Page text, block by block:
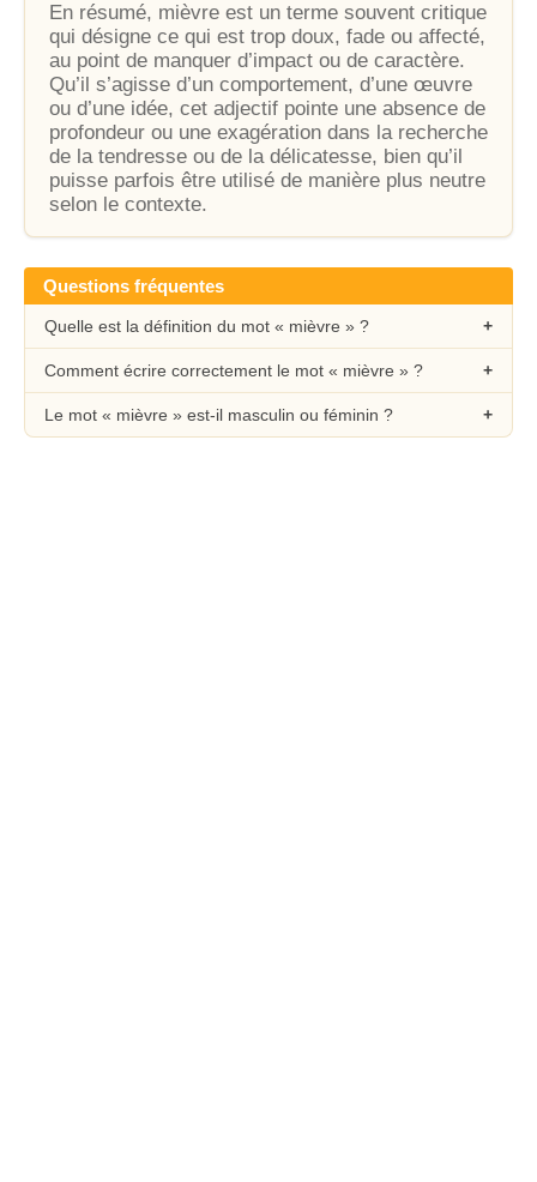
En résumé, mièvre est un terme souvent critique
qui désigne ce qui est trop doux, fade ou affecté,
au point de manquer d’impact ou de caractère.
Qu’il s’agisse d’un comportement, d’une œuvre
ou d’une idée, cet adjectif pointe une absence de
profondeur ou une exagération dans la recherche
de la tendresse ou de la délicatesse, bien qu’il
puisse parfois être utilisé de manière plus neutre
selon le contexte.
Questions fréquentes
Quelle est la définition du mot « mièvre » ?
Comment écrire correctement le mot « mièvre » ?
Le mot « mièvre » est-il masculin ou féminin ?